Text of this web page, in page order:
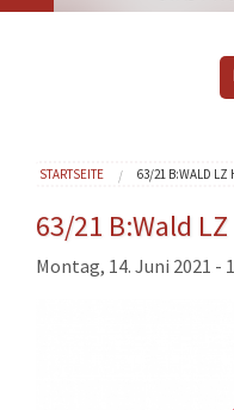
Sie sind hier
STARTSEITE 63/21 B:WALD LZ
63/21 B:Wald
Montag, 14. Juni 2021 -